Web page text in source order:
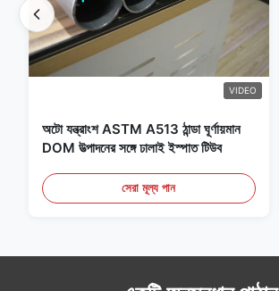
VIDEO
অটো যন্ত্রাংশ ASTM A513 ঠান্ডা ঘূর্ণায়মান
DOM উত্পাদনের সঙ্গে ঢালাই ইস্পাত টিউব
সেরা মূল্য পান